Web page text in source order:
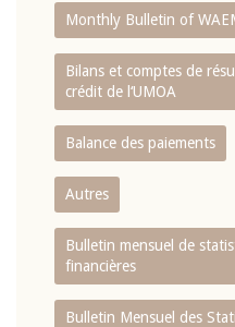
Monthly Bulletin of
Bilans et comptes de
crédit de l‘UMOA
Balance des paiements
Autres
Bulletin mensuel de
financières
Bulletin Mensuel des